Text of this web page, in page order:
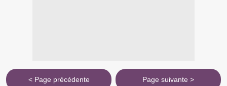
< Page précédente Page suivante >